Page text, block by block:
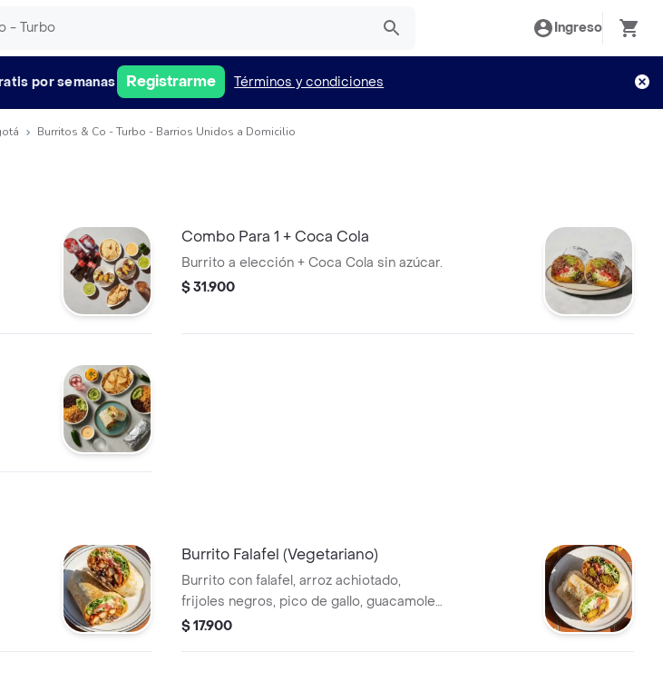
Ingreso
por semanas Registrarme Términos y condiciones
Burritos & Co - Turbo - Barrios Unidos a Domicilio
Combo Para 1 + Coca Cola
Burrito a elección + Coca Cola sin azúcar.
$ 31.900
Burrito Falafel (Vegetariano)
Burrito con falafel, arroz achiotado,
frijoles negros, pico de gallo, guacamole,
queso, lechuga, totopos triturados y salsa
$ 17.900